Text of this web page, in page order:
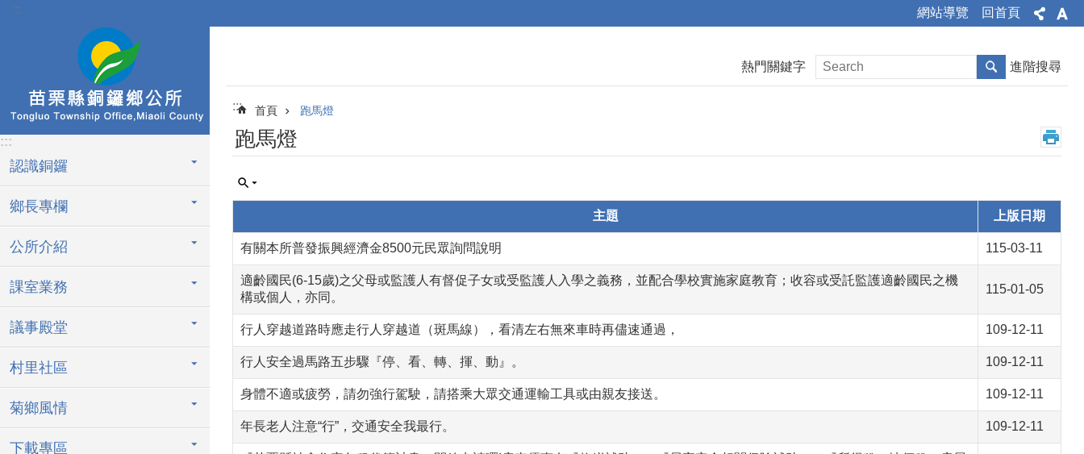
跳到主要內容區塊
::: 網站導覽 回首頁
:::
認識銅鑼
鄉長專欄
公所介紹
課室業務
議事殿堂
村里社區
菊鄉風情
下載專區
熱門關鍵字 進階搜尋
::: 首頁 跑馬燈
跑馬燈
主題 上版日期
有關本所普發振興經濟金8500元民眾詢問說明 115-03-11
適齡國民(6-15歲)之父母或監護人有督促子女或受監護人入學之義務，並配合學校實施家庭教育；收容或受託監護適齡國民之機
構或個人，亦同。
115-01-05
行人穿越道路時應走行人穿越道（斑馬線），看清左右無來車時再儘速通過， 109-12-11
行人安全過馬路五步驟『停、看、轉、揮、動』。 109-12-11
身體不適或疲勞，請勿強行駕駛，請搭乘大眾交通運輸工具或由親友接送。 109-12-11
年長老人注意“行”，交通安全我最行。 109-12-11